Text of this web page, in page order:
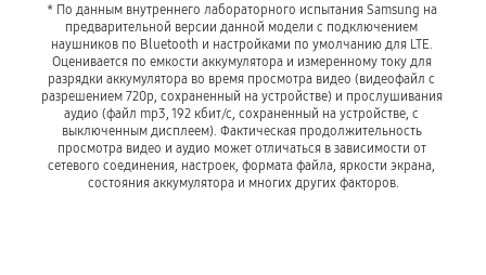
* По данным внутреннего лабораторного испытания Samsung на
предварительной версии данной модели с подключением
наушников по Bluetooth и настройками по умолчанию для LTE.
Оценивается по емкости аккумулятора и измеренному току для
разрядки аккумулятора во время просмотра видео (видеофайл с
разрешением 720р, сохраненный на устройстве) и прослушивания
аудио (файл mp3, 192 кбит/с, сохраненный на устройстве, с
выключенным дисплеем). Фактическая продолжительность
просмотра видео и аудио может отличаться в зависимости от
сетевого соединения, настроек, формата файла, яркости экрана,
состояния аккумулятора и многих других факторов.